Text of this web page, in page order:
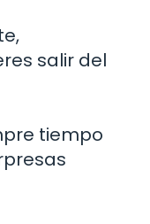
salir del
tiempo